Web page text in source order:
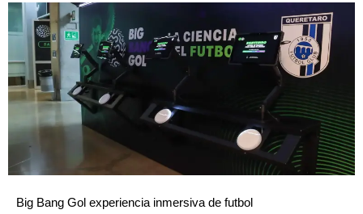
Big Bang Gol experiencia inmersiva de futbol